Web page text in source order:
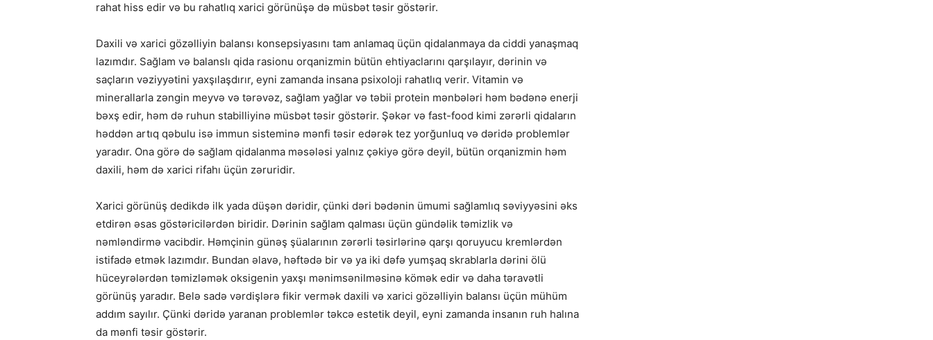
rahat hiss edir və bu rahatlıq xarici görünüşə də müsbət təsir göstərir.
Daxili və xarici gözəlliyin balansı konsepsiyasını tam anlamaq üçün qidalanmaya da ciddi yanaşmaq
lazımdır. Sağlam və balanslı qida rasionu orqanizmin bütün ehtiyaclarını qarşılayır, dərinin və
saçların vəziyyətini yaxşılaşdırır, eyni zamanda insana psixoloji rahatlıq verir. Vitamin və
minerallarla zəngin meyvə və tərəvəz, sağlam yağlar və təbii protein mənbələri həm bədənə enerji
bəxş edir, həm də ruhun stabilliyinə müsbət təsir göstərir. Şəkər və fast-food kimi zərərli qidaların
həddən artıq qəbulu isə immun sisteminə mənfi təsir edərək tez yorğunluq və dəridə problemlər
yaradır. Ona görə də sağlam qidalanma məsələsi yalnız çəkiyə görə deyil, bütün orqanizmin həm
daxili, həm də xarici rifahı üçün zəruridir.
Xarici görünüş dedikdə ilk yada düşən dəridir, çünki dəri bədənin ümumi sağlamlıq səviyyəsini əks
etdirən əsas göstəricilərdən biridir. Dərinin sağlam qalması üçün gündəlik təmizlik və
nəmləndirmə vacibdir. Həmçinin günəş şüalarının zərərli təsirlərinə qarşı qoruyucu kremlərdən
istifadə etmək lazımdır. Bundan əlavə, həftədə bir və ya iki dəfə yumşaq skrablarla dərini ölü
hüceyrələrdən təmizləmək oksigenin yaxşı mənimsənilməsinə kömək edir və daha təravətli
görünüş yaradır. Belə sadə vərdişlərə fikir vermək daxili və xarici gözəlliyin balansı üçün mühüm
addım sayılır. Çünki dəridə yaranan problemlər təkcə estetik deyil, eyni zamanda insanın ruh halına
da mənfi təsir göstərir.